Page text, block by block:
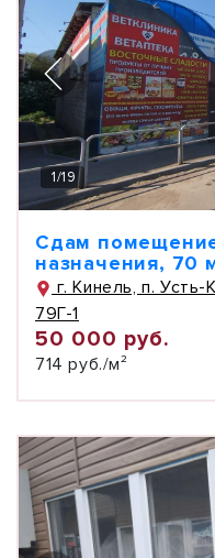
1/19
Сдам
назначения, 70
г. Кинель, п.
79Г-1
50 000 руб.
714 руб./м²